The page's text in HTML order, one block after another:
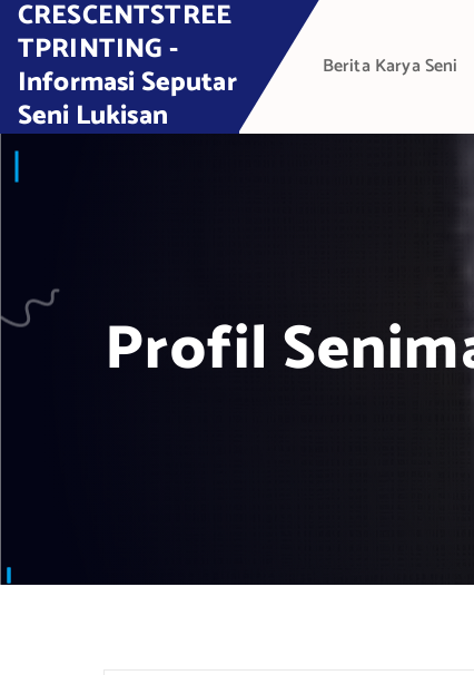
n
CRESCENTSTREE
TPRINTING -
Informasi Seputar
Seni Lukisan
Berita Karya Seni
Profil